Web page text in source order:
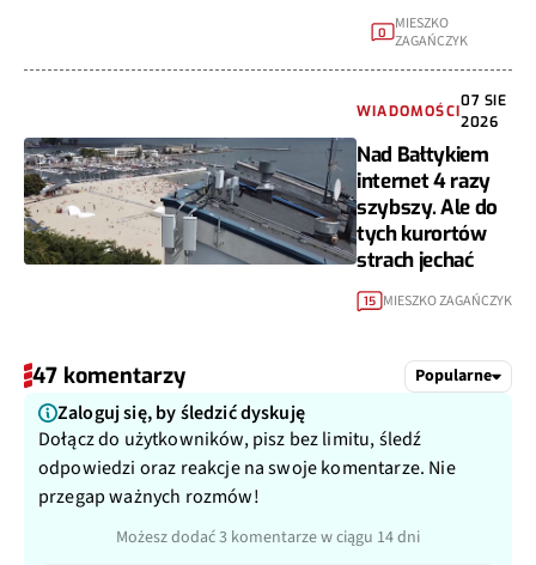
0 MIESZKO
ZAGAŃCZYK
WIADOMOŚCI
07 SIE
2026
Nad Bałtykiem
internet 4 razy
szybszy. Ale do
tych kurortów
strach jechać
15 MIESZKO ZAGAŃCZYK
47 komentarzy Popularne
Zaloguj się, by śledzić dyskuję
Dołącz do użytkowników, pisz bez limitu, śledź
odpowiedzi oraz reakcje na swoje komentarze. Nie
przegap ważnych rozmów!
Możesz dodać 3 komentarze w ciągu 14 dni